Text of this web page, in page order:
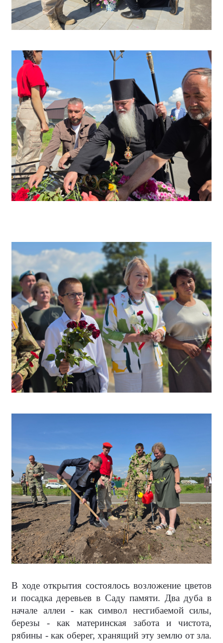
В ходе открытия состоялось возложение цветов
и посадка деревьев в Саду памяти. Два дуба в
начале аллеи - как символ несгибаемой силы,
березы - как материнская забота и чистота,
рябины - как оберег, хранящий эту землю от зла.